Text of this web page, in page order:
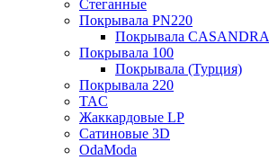
Стеганные
Покрывала PN220
Покрывала CASANDRA
Покрывала 100
Покрывала (Турция)
Покрывала 220
TAC
Жаккардовые LP
Сатиновые 3D
OdaModa